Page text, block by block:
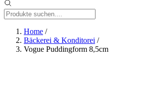
Home /
Bäckerei & Konditorei /
Vogue Puddingform 8,5cm